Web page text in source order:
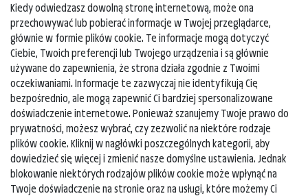
Kiedy odwiedzasz dowolną stronę internetową, może ona
przechowywać lub pobierać informacje w Twojej przeglądarce,
głównie w formie plików cookie. Te informacje mogą dotyczyć
Ciebie, Twoich preferencji lub Twojego urządzenia i są głównie
używane do zapewnienia, że strona działa zgodnie z Twoimi
oczekiwaniami. Informacje te zazwyczaj nie identyfikują Cię
bezpośrednio, ale mogą zapewnić Ci bardziej spersonalizowane
doświadczenie internetowe. Ponieważ szanujemy Twoje prawo do
prywatności, możesz wybrać, czy zezwolić na niektóre rodzaje
plików cookie. Kliknij w nagłówki poszczególnych kategorii, aby
dowiedzieć się więcej i zmienić nasze domyślne ustawienia. Jednak
blokowanie niektórych rodzajów plików cookie może wpłynąć na
Twoje doświadczenie na stronie oraz na usługi, które możemy Ci